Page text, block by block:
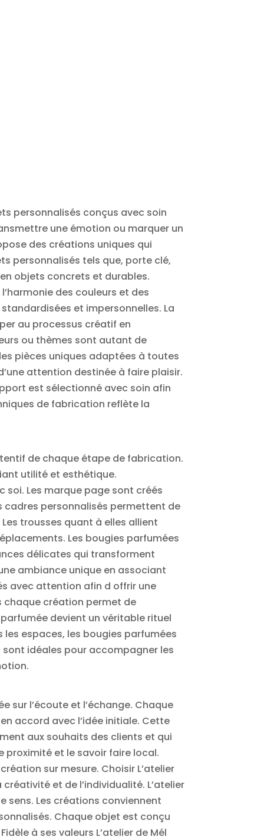
personnalisés conçus avec soin
une émotion ou marquer un
des créations uniques qui
personnalisés tels que, porte clé,
objets concrets et durables.
des couleurs et des
et impersonnelles. La
au processus créatif en
ou thèmes sont autant de
pièces uniques adaptées à toutes
attention destinée à faire plaisir.
est sélectionné avec soin afin
de fabrication reflète la
de chaque étape de fabrication.
utilité et esthétique.
soi. Les marque page sont créés
cadres personnalisés permettent de
trousses quant à elles allient
Les bougies parfumées
délicates qui transforment
ambiance unique en associant
avec attention afin d offrir une
chaque création permet de
devient un véritable rituel
espaces, les bougies parfumées
idéales pour accompagner les
sur l’écoute et l’échange. Chaque
accord avec l’idée initiale. Cette
aux souhaits des clients et qui
proximité et le savoir faire local.
sur mesure. Choisir L’atelier
et de l’individualité. L’atelier
sens. Les créations conviennent
Chaque objet est conçu
à ses valeurs L’atelier de Mél